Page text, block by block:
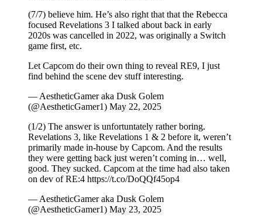
(7/7) believe him. He’s also right that that the Rebecca
focused Revelations 3 I talked about back in early
2020s was cancelled in 2022, was originally a Switch
game first, etc.
Let Capcom do their own thing to reveal RE9, I just
find behind the scene dev stuff interesting.
— AestheticGamer aka Dusk Golem
(@AestheticGamer1) May 22, 2025
(1/2) The answer is unfortuntately rather boring.
Revelations 3, like Revelations 1 & 2 before it, weren’t
primarily made in-house by Capcom. And the results
they were getting back just weren’t coming in… well,
good. They sucked. Capcom at the time had also taken
on dev of RE:4 https://t.co/DoQQf45op4
— AestheticGamer aka Dusk Golem
(@AestheticGamer1) May 23, 2025